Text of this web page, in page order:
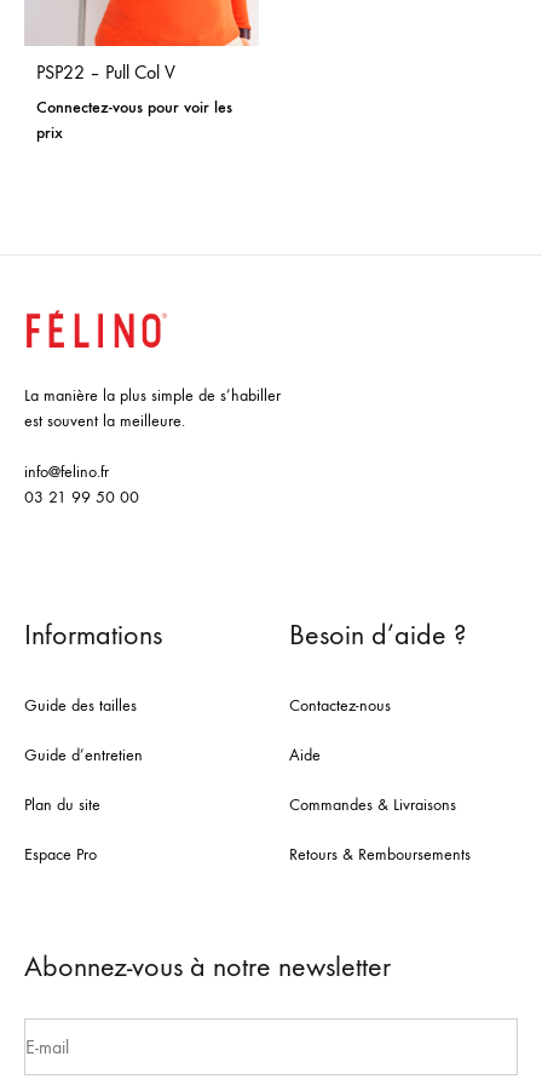
PSP22 – Pull Col V
Connectez-vous pour voir les
prix
La manière la plus simple de s’habiller
est souvent la meilleure.
info@felino.fr
03 21 99 50 00
Informations
Guide des tailles
Guide d’entretien
Plan du site
Espace Pro
Besoin d’aide ?
Contactez-nous
Aide
Commandes & Livraisons
Retours & Remboursements
Abonnez-vous à notre newsletter